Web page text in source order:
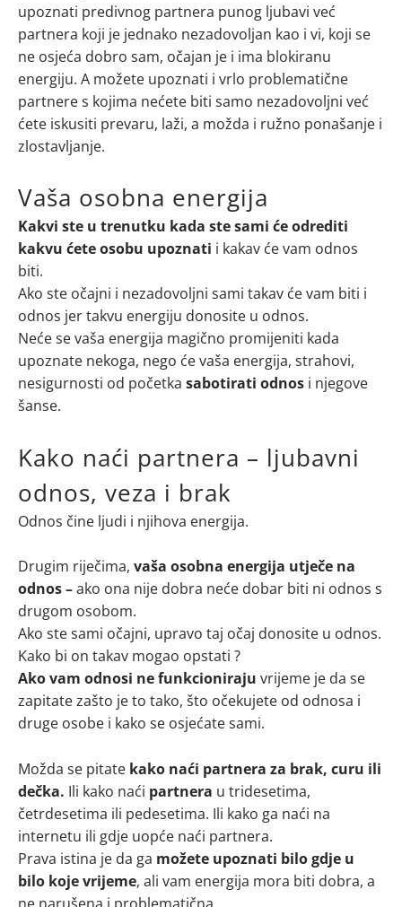
upoznati predivnog partnera punog ljubavi već
partnera koji je jednako nezadovoljan kao i vi, koji se
ne osjeća dobro sam, očajan je i ima blokiranu
energiju. A možete upoznati i vrlo problematične
partnere s kojima nećete biti samo nezadovoljni već
ćete iskusiti prevaru, laži, a možda i ružno ponašanje i
zlostavljanje.
Vaša osobna energija
Kakvi ste u trenutku kada ste sami će odrediti
kakvu ćete osobu upoznati i kakav će vam odnos
biti.
Ako ste očajni i nezadovoljni sami takav će vam biti i
odnos jer takvu energiju donosite u odnos.
Neće se vaša energija magično promijeniti kada
upoznate nekoga, nego će vaša energija, strahovi,
nesigurnosti od početka sabotirati odnos i njegove
šanse.
Kako naći partnera – ljubavni
odnos, veza i brak
Odnos čine ljudi i njihova energija.
Drugim riječima, vaša osobna energija utječe na
odnos –ako ona nije dobra neće dobar biti ni odnos s
drugom osobom.
Ako ste sami očajni, upravo taj očaj donosite u odnos.
Kako bi on takav mogao opstati ?
Ako vam odnosi ne funkcioniraju vrijeme je da se
zapitate zašto je to tako, što očekujete od odnosa i
druge osobe i kako se osjećate sami.
Možda se pitate kako naći partnera za brak, curu ili
dečka. Ili kako naći partnera u tridesetima,
četrdesetima ili pedesetima. Ili kako ga naći na
internetu ili gdje uopće naći partnera.
Prava istina je da ga možete upoznati bilo gdje u
bilo koje vrijeme, ali vam energija mora biti dobra, a